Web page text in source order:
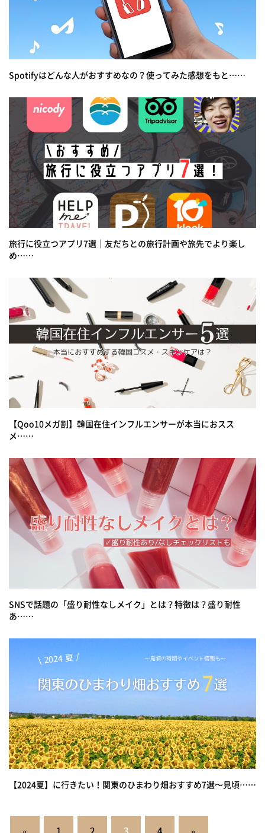
Spotifyはどんな人がおすすめなの？使ってみた感想をもと……
旅行に役立つアプリ7選｜友だちとの旅行計画や旅先でより楽し
め……
【Qoo10メガ割】韓国在住インフルエンサーが本当におスス
メ……
SNSで話題の「盛り耐性なしメイク」とは？特徴は？盛り耐性
あ……
【2024夏】に行きたい！関東のひまわり畑おすすめ7選～見頃……
投